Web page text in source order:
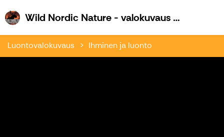
Wild Nordic Nature - valokuvaus ja retkeily
Luontovalokuvaus Ihminen ja luonto